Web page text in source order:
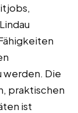
werden. Die
praktischen
ist